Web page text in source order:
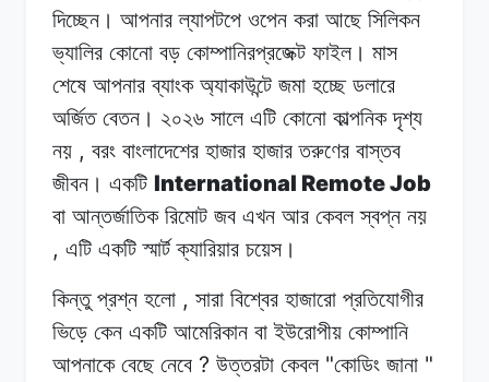
দিচ্ছেন। আপনার ল্যাপটপে ওপেন করা আছে সিলিকন
ভ্যালির কোনো বড় কোম্পানিরপ্রজেক্ট ফাইল। মাস
শেষে আপনার ব্যাংক অ্যাকাউন্টে জমা হচ্ছে ডলারে
অর্জিত বেতন। ২০২৬ সালে এটি কোনো কাল্পনিক দৃশ্য
নয় , বরং বাংলাদেশের হাজার হাজার তরুণের বাস্তব
জীবন। একটি International Remote Job
বা আন্তর্জাতিক রিমোট জব এখন আর কেবল স্বপ্ন নয়
, এটি একটি স্মার্ট ক্যারিয়ার চয়েস।
কিন্তু প্রশ্ন হলো , সারা বিশ্বের হাজারো প্রতিযোগীর
ভিড়ে কেন একটি আমেরিকান বা ইউরোপীয় কোম্পানি
আপনাকে বেছে নেবে ? উত্তরটা কেবল"কোডিং জানা "